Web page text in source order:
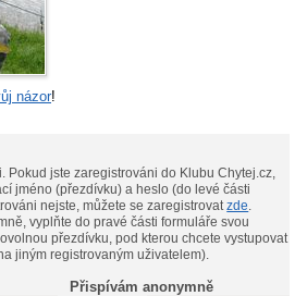
názor!
Pokud jste zaregistrováni do Klubu Chytej.cz,
jméno (přezdívku) a heslo (do levé části
registrováni nejste, můžete se zaregistrovatzde.
vyplňte do pravé části formuláře svou
přezdívku, pod kterou chcete vystupovat
jiným registrovaným uživatelem).
Přispívám anonymně